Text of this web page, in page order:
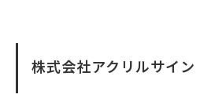
株式会社アクリルサイン